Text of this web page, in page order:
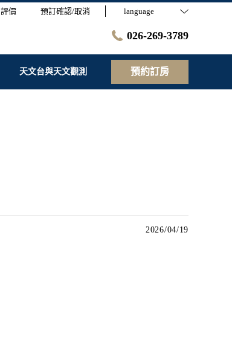
評價 預訂確認/取消 language
026-269-3789
天文台與天文觀測 預約訂房
2026/04/19